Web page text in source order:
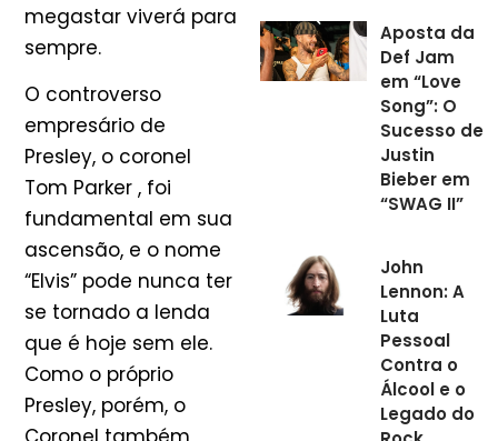
megastar viverá para
sempre.
O controverso
empresário de
Presley, o coronel
Tom Parker , foi
fundamental em sua
ascensão, e o nome
“Elvis” pode nunca ter
se tornado a lenda
que é hoje sem ele.
Como o próprio
Presley, porém, o
Aposta da
Def Jam
em “Love
Song”: O
Sucesso de
Justin
Bieber em
“SWAG II”
John
Lennon: A
Luta
Pessoal
Contra o
Álcool e o
Legado do